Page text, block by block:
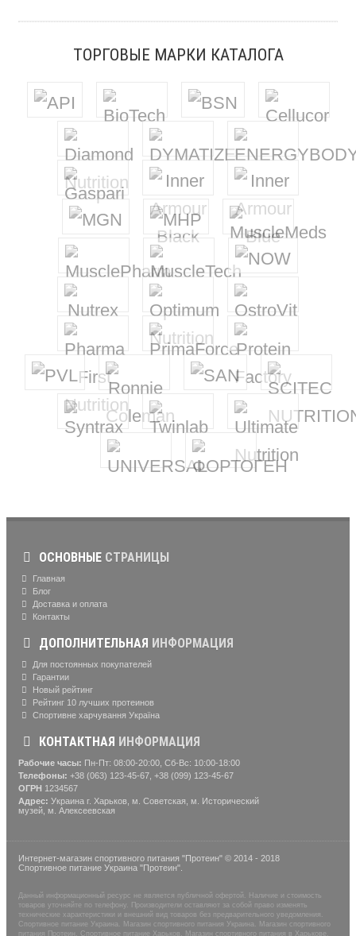
ТОРГОВЫЕ МАРКИ КАТАЛОГА
ОСНОВНЫЕ СТРАНИЦЫ
Главная
Блог
Доставка и оплата
Контакты
ДОПОЛНИТЕЛЬНАЯ ИНФОРМАЦИЯ
Для постоянных покупателей
Гарантии
Новый рейтинг
Рейтинг 10 лучших протеинов
Спортивне харчування Україна
КОНТАКТНАЯ ИНФОРМАЦИЯ
Рабочие часы: Пн-Пт: 08:00-20:00, Сб-Вс: 10:00-18:00
Телефоны: +38 (063) 123-45-67, +38 (099) 123-45-67
ОГРН 1234567
Адрес: Украина г. Харьков, м. Советская, м. Исторический
музей, м. Алексеевская
Интернет-магазин спортивного питания "Протеин" © 2014 - 2018
Спортивное питание Украина "Протеин".
Данный информационный ресурс не является публичной офертой. Наличие и стоимость
товаров уточняйте по телефону. Производители оставляют за собой право изменять
технические характеристики и внешний вид товаров без предварительного уведомления.
Спортивное питание Украина. Магазин спортивного питания Украина. Магазин спортивного
питания Протеин. Спортивное питание Харьков. Магазин спортивного питания в Харькове.